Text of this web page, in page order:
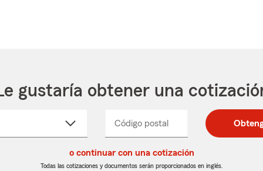
gustaría obtener una
Código postal
postal
de
postal
de
_____
o continuar con una cotización
Todas las cotizaciones y documentos serán proporcionados en inglés.